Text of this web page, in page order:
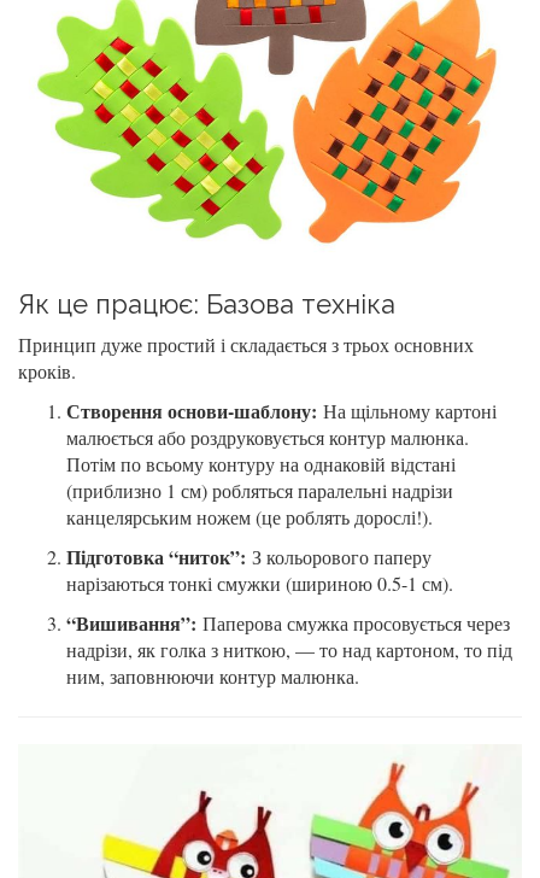
Як це працює: Базова техніка
Принцип дуже простий і складається з трьох основних
кроків.
Створення основи-шаблону: На щільному картоні
малюється або роздруковується контур малюнка.
Потім по всьому контуру на однаковій відстані
(приблизно 1 см) робляться паралельні надрізи
канцелярським ножем (це роблять дорослі!).
Підготовка “ниток”: З кольорового паперу
нарізаються тонкі смужки (шириною 0.5-1 см).
“Вишивання”: Паперова смужка просовується через
надрізи, як голка з ниткою, — то над картоном, то під
ним, заповнюючи контур малюнка.